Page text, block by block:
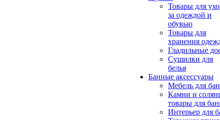
Товары для
за одеждой и
обувью
Товары для
хранения
Гладильные
Сушилки для
белья
Банные аксессуары
Мебель для
Камни и
товары для
Интерьер для